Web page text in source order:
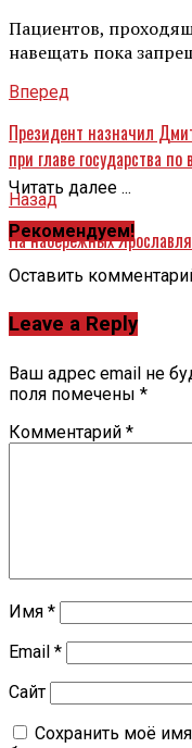
Пациентов,
навещать пока
Вперед
Президент назначил
при главе государства
Назад
На набережных
Читать далее ...
Рекомендуем!
Оставить
Leave a Reply
Ваш адрес email не
поля помечены *
Комментарий *
Имя *
Email *
Сайт
Сохранить моё